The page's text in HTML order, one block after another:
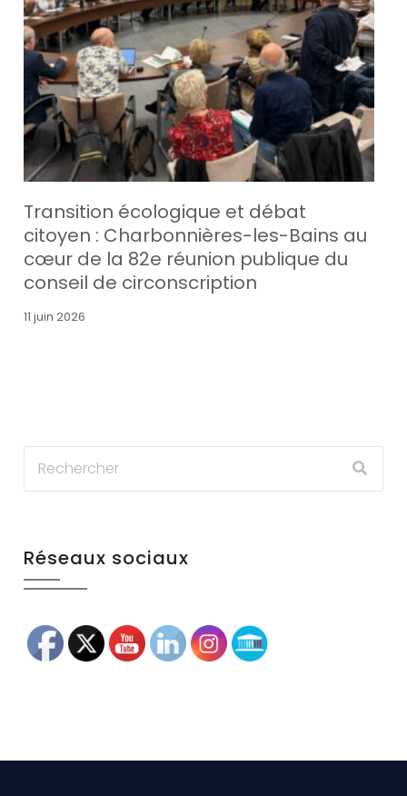
Transition écologique et débat
citoyen : Charbonnières-les-Bains au
cœur de la 82e réunion publique du
conseil de circonscription
11 juin 2026
Réseaux sociaux